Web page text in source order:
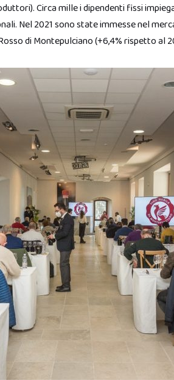
Circa mille i dipendenti fissi
Nel 2021 sono state immesse nel
di Montepulciano (+6,4% rispetto al